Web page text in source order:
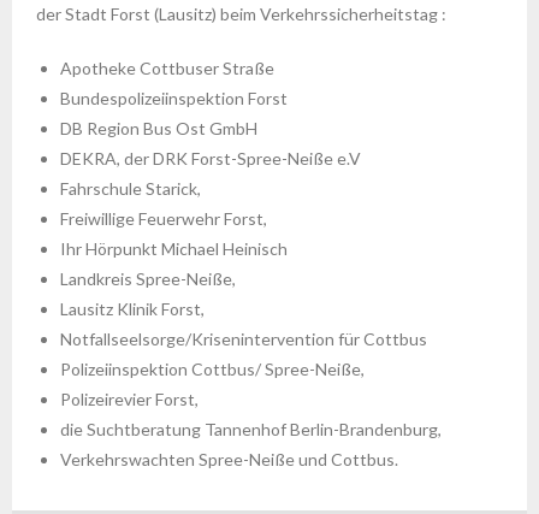
der Stadt Forst (Lausitz) beim Verkehrssicherheitstag :
Apotheke Cottbuser Straße
Bundespolizeiinspektion Forst
DB Region Bus Ost GmbH
DEKRA, der DRK Forst-Spree-Neiße e.V
Fahrschule Starick,
Freiwillige Feuerwehr Forst,
Ihr Hörpunkt Michael Heinisch
Landkreis Spree-Neiße,
Lausitz Klinik Forst,
Notfallseelsorge/Krisenintervention für Cottbus
Polizeiinspektion Cottbus/ Spree-Neiße,
Polizeirevier Forst,
die Suchtberatung Tannenhof Berlin-Brandenburg,
Verkehrswachten Spree-Neiße und Cottbus.